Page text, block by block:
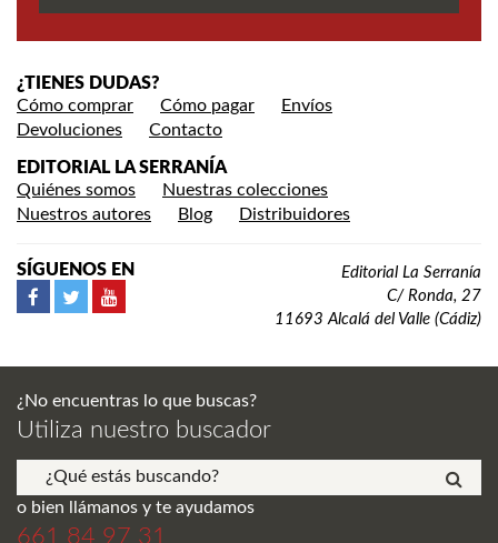
¿TIENES DUDAS?
Cómo comprar
Cómo pagar
Envíos
Devoluciones
Contacto
EDITORIAL LA SERRANÍA
Quiénes somos
Nuestras colecciones
Nuestros autores
Blog Distribuidores
SÍGUENOS EN
Editorial La Serranía
C/ Ronda, 27
11693 Alcalá del Valle (Cádiz)
¿No encuentras lo que buscas?
Utiliza nuestro buscador
o bien llámanos y te ayudamos
661 84 97 31